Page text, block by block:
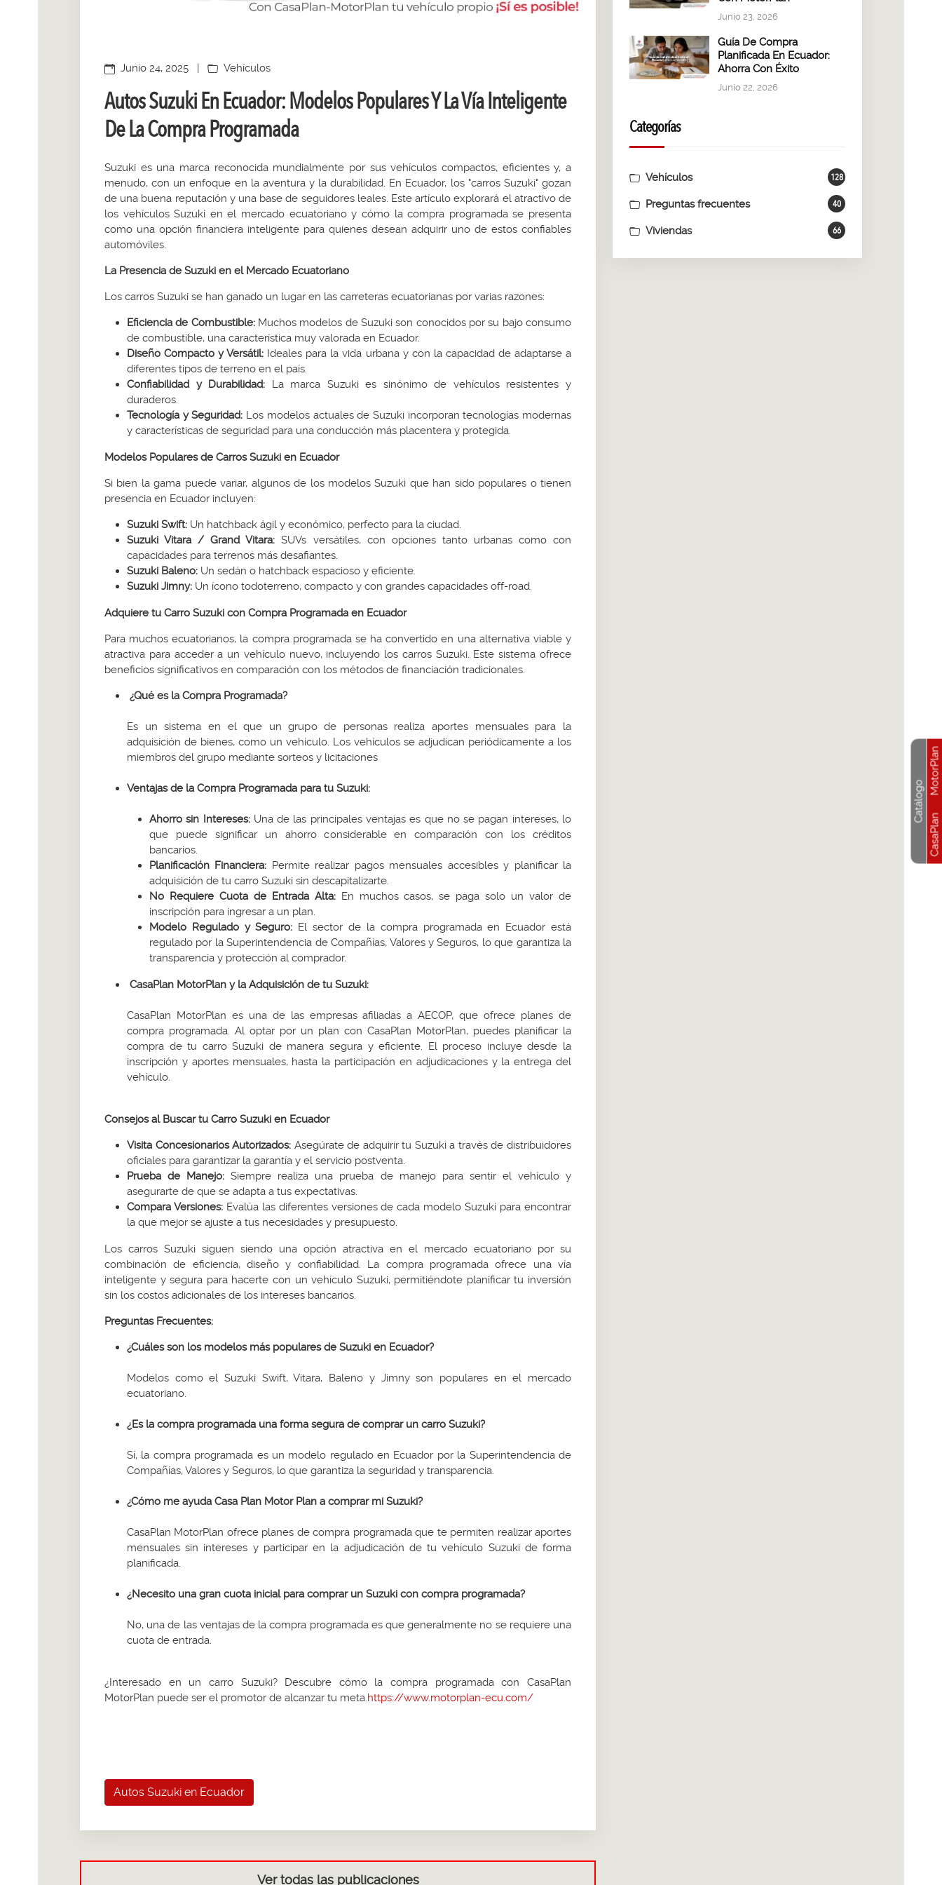
Junio 24, 2025 | Vehículos
Autos Suzuki En Ecuador: Modelos Populares Y La Vía Inteligente
De La Compra Programada
Suzuki es una marca reconocida mundialmente por sus vehículos compactos, eficientes y, a
menudo, con un enfoque en la aventura y la durabilidad. En Ecuador, los "carros Suzuki" gozan
de una buena reputación y una base de seguidores leales. Este artículo explorará el atractivo de
los vehículos Suzuki en el mercado ecuatoriano y cómo la compra programada se presenta
como una opción financiera inteligente para quienes desean adquirir uno de estos confiables
automóviles.
La Presencia de Suzuki en el Mercado Ecuatoriano
Los carros Suzuki se han ganado un lugar en las carreteras ecuatorianas por varias razones:
Eficiencia de Combustible:Muchos modelos de Suzuki son conocidos por su bajo consumo
de combustible, una característica muy valorada en Ecuador.
Diseño Compacto y Versátil: Ideales para la vida urbana y con la capacidad de adaptarse a
diferentes tipos de terreno en el país.
Confiabilidad y Durabilidad: La marca Suzuki es sinónimo de vehículos resistentes y
duraderos.
Tecnología y Seguridad: Los modelos actuales de Suzuki incorporan tecnologías modernas
y características de seguridad para una conducción más placentera y protegida.
Modelos Populares de Carros Suzuki en Ecuador
Si bien la gama puede variar, algunos de los modelos Suzuki que han sido populares o tienen
presencia en Ecuador incluyen:
Suzuki Swift: Un hatchback ágil y económico, perfecto para la ciudad.
Suzuki Vitara / Grand Vitara: SUVs versátiles, con opciones tanto urbanas como con
capacidades para terrenos más desafiantes.
Suzuki Baleno: Un sedán o hatchback espacioso y eficiente.
Suzuki Jimny: Un ícono todoterreno, compacto y con grandes capacidades off-road.
Adquiere tu Carro Suzuki con Compra Programada en Ecuador
Para muchos ecuatorianos, la compra programada se ha convertido en una alternativa viable y
atractiva para acceder a un vehículo nuevo, incluyendo los carros Suzuki. Este sistema ofrece
beneficios significativos en comparación con los métodos de financiación tradicionales.
¿Qué es la Compra Programada?
Es un sistema en el que un grupo de personas realiza aportes mensuales para la
adquisición de bienes, como un vehículo. Los vehículos se adjudican periódicamente a los
miembros del grupo mediante sorteos y licitaciones
Ventajas de la Compra Programada para tu Suzuki:
Ahorro sin Intereses:Una de las principales ventajas es que no se pagan intereses, lo
que puede significar un ahorro considerable en comparación con los créditos
bancarios.
Planificación Financiera: Permite realizar pagos mensuales accesibles y planificar la
adquisición de tu carro Suzuki sin descapitalizarte.
No Requiere Cuota de Entrada Alta:En muchos casos, se paga solo un valor de
inscripción para ingresar a un plan.
Modelo Regulado y Seguro: El sector de la compra programada en Ecuador está
regulado por la Superintendencia de Compañías, Valores y Seguros, lo que garantiza la
transparencia y protección al comprador.
CasaPlan MotorPlan y la Adquisición de tu Suzuki:
CasaPlan MotorPlan es una de las empresas afiliadas a AECOP, que ofrece planes de
compra programada. Al optar por un plan con CasaPlan MotorPlan, puedes planificar la
compra de tu carro Suzuki de manera segura y eficiente. El proceso incluye desde la
inscripción y aportes mensuales, hasta la participación en adjudicaciones y la entrega del
vehículo.
Consejos al Buscar tu Carro Suzuki en Ecuador
Visita Concesionarios Autorizados: Asegúrate de adquirir tu Suzuki a través de distribuidores
oficiales para garantizar la garantía y el servicio postventa.
Prueba de Manejo: Siempre realiza una prueba de manejo para sentir el vehículo y
asegurarte de que se adapta a tus expectativas.
Compara Versiones:Evalúa las diferentes versiones de cada modelo Suzuki para encontrar
la que mejor se ajuste a tus necesidades y presupuesto.
Los carros Suzuki siguen siendo una opción atractiva en el mercado ecuatoriano por su
combinación de eficiencia, diseño y confiabilidad. La compra programada ofrece una vía
inteligente y segura para hacerte con un vehículo Suzuki, permitiéndote planificar tu inversión
sin los costos adicionales de los intereses bancarios.
Preguntas Frecuentes:
¿Cuáles son los modelos más populares de Suzuki en Ecuador?
Modelos como el Suzuki Swift, Vitara, Baleno y Jimny son populares en el mercado
ecuatoriano.
¿Es la compra programada una forma segura de comprar un carro Suzuki?
Sí, la compra programada es un modelo regulado en Ecuador por la Superintendencia de
Compañías, Valores y Seguros, lo que garantiza la seguridad y transparencia.
¿Cómo me ayuda Casa Plan Motor Plan a comprar mi Suzuki?
CasaPlan MotorPlan ofrece planes de compra programada que te permiten realizar aportes
mensuales sin intereses y participar en la adjudicación de tu vehículo Suzuki de forma
planificada.
¿Necesito una gran cuota inicial para comprar un Suzuki con compra programada?
No, una de las ventajas de la compra programada es que generalmente no se requiere una
cuota de entrada.
¿Interesado en un carro Suzuki? Descubre cómo la compra programada con CasaPlan
MotorPlan puede ser el promotor de alcanzar tu meta.https://www.motorplan-ecu.com/
Autos Suzuki en Ecuador
Ver todas las publicaciones
Junio 23, 2026
Guía De Compra
Planificada En Ecuador:
Ahorra Con Éxito
Junio 22, 2026
Categorías
Vehículos 128
Preguntas frecuentes 40
Viviendas 66
Catálogo
CasaPlan
MotorPlan